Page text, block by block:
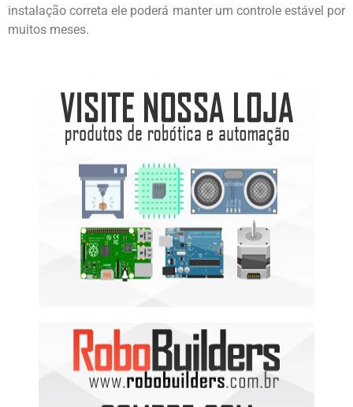
instalação correta ele poderá manter um controle estável por
muitos meses.